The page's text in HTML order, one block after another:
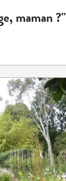
maman ?"